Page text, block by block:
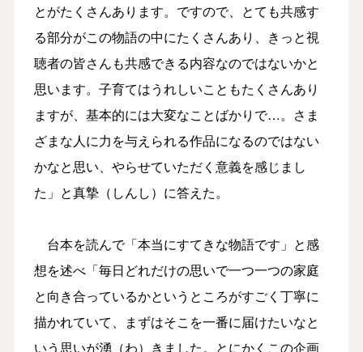
とがたくさんあります。ですので、とても共感す
る部分がこの物語の中にたくさんあり、きっと視
聴者の皆さんも共感できる内容なのではないかと
思います。子育てはうれしいこともたくさんあり
ますが、基本的には大変なことばかりで…。さま
ざまな人に力を与えられる作品になるのではない
かなと思い、やらせていただく意義を感じまし
た」と真摯（しんし）に答えた。
台本を読んで「本当にすてきな物語です」と感
想を述べ「毎日どれだけの思いで一つ一つの家庭
と向き合っているかというところがすごく丁寧に
描かれていて、まずはそこを一番に届けたいなと
いう思いが湧（わ）きました。とにかくこの企画